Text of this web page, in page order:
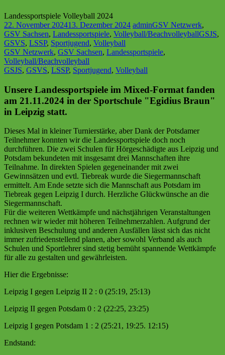
Landessportspiele Volleyball 2024
22. November 202413. Dezember 2024 adminGSV Netzwerk,
GSV Sachsen, Landessportspiele, Volleyball/BeachvolleyballGSJS,
GSVS, LSSP, Sportjugend, Volleyball
GSV Netzwerk, GSV Sachsen, Landessportspiele
Volleyball/Beachvolleyball
GSJS, GSVS, LSSP, Sportjugend, Volleyball
Unsere Landessportspiele im Mixed-Format fanden
am 21.11.2024 in der Sportschule "Egidius Braun"
in Leipzig statt.
Dieses Mal in kleiner Turnierstärke, aber Dank der Potsdamer
Teilnehmer konnten wir die Landessportspiele doch noch
durchführen. Die zwei Schulen für Hörgeschädigte aus Leipzig und
Potsdam bekundeten mit insgesamt drei Mannschaften ihre
Teilnahme. In direkten Spielen gegeneinander mit zwei
Gewinnsätzen und evtl. Tiebreak wurde die Siegermannschaft
ermittelt. Am Ende setzte sich die Mannschaft aus Potsdam im
Tiebreak gegen Leipzig I durch. Herzliche Glückwünsche an die
Siegermannschaft.
Für die weiteren Wettkämpfe und nächstjährigen Veranstaltungen
rechnen wir wieder mit höheren Teilnehmerzahlen. Aufgrund der
inklusiven Beschulung und anderen Ausfällen lässt sich das nicht
immer zufriedenstellend planen, aber sowohl Verband als auch
Schulen und Sportlehrer sind stetig bemüht spannende Wettkämpfe
für alle zu gestalten und gewährleisten.
Hier die Ergebnisse:
Leipzig I gegen Leipzig II 2 : 0 (25:19, 25:13)
Leipzig II gegen Potsdam 0 : 2 (22:25, 23:25)
Leipzig I gegen Potsdam 1 : 2 (25:21, 19:25. 12:15)
Endstand: